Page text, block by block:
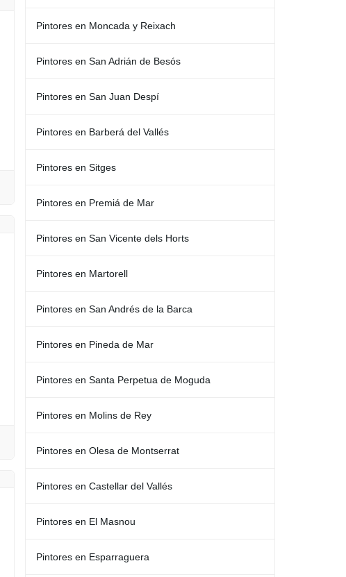
Pintores en Moncada y Reixach
Pintores en San Adrián de Besós
Pintores en San Juan Despí
Pintores en Barberá del Vallés
Pintores en Sitges
Pintores en Premiá de Mar
Pintores en San Vicente dels Horts
Pintores en Martorell
Pintores en San Andrés de la Barca
Pintores en Pineda de Mar
Pintores en Santa Perpetua de Moguda
Pintores en Molins de Rey
Pintores en Olesa de Montserrat
Pintores en Castellar del Vallés
Pintores en El Masnou
Pintores en Esparraguera